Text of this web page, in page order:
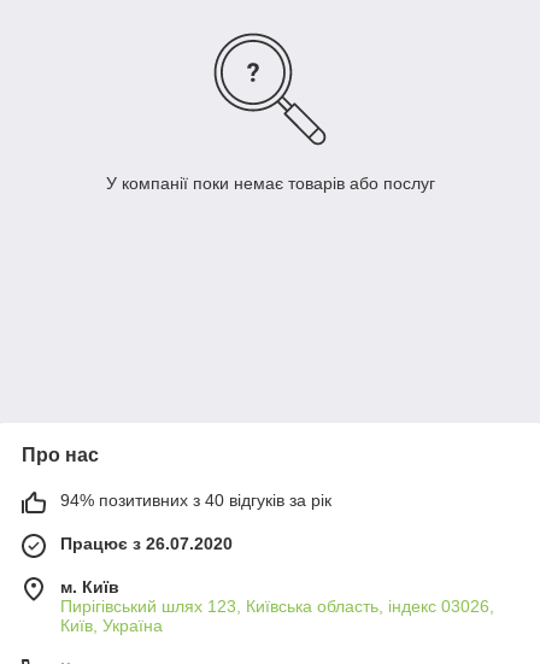
У компанії поки немає товарів або послуг
Про нас
94% позитивних з 40 відгуків за рік
Працює з 26.07.2020
м. Київ
Пирігівський шлях 123, Київська область, індекс 03026,
Київ, Україна